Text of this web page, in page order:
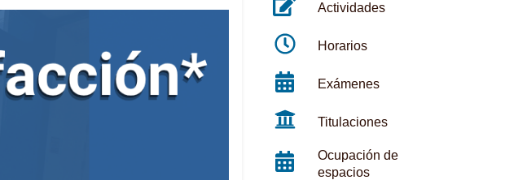
Actividades
Horarios
Exámenes
Titulaciones
Ocupación de
espacios